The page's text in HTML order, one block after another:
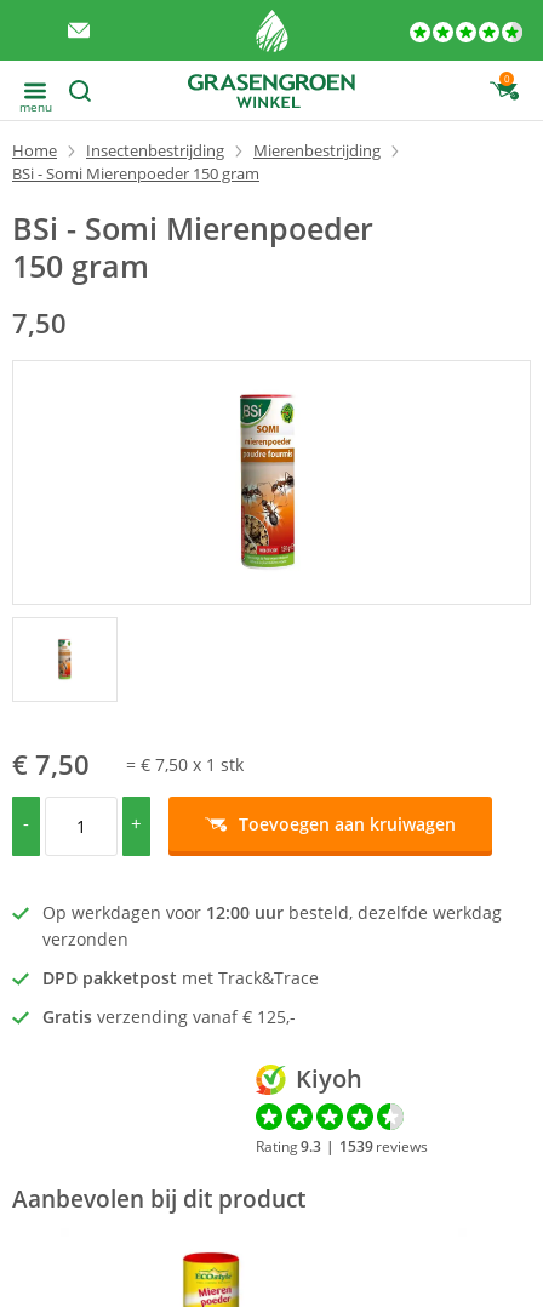
menu
0
Home Insectenbestrijding
Mierenbestrijding
BSi - Somi Mierenpoeder 150 gram
BSi - Somi Mierenpoeder
150 gram
7,50
€ 7,50 = € 7,50 x 1 stk
- + Toevoegen aan kruiwagen
Op werkdagen voor 12:00 uur besteld, dezelfde werkdag
verzonden
DPD pakketpost met Track&Trace
Gratis verzending vanaf € 125,-
Kiyoh
Rating9.3 | 1539reviews
Aanbevolen bij dit product